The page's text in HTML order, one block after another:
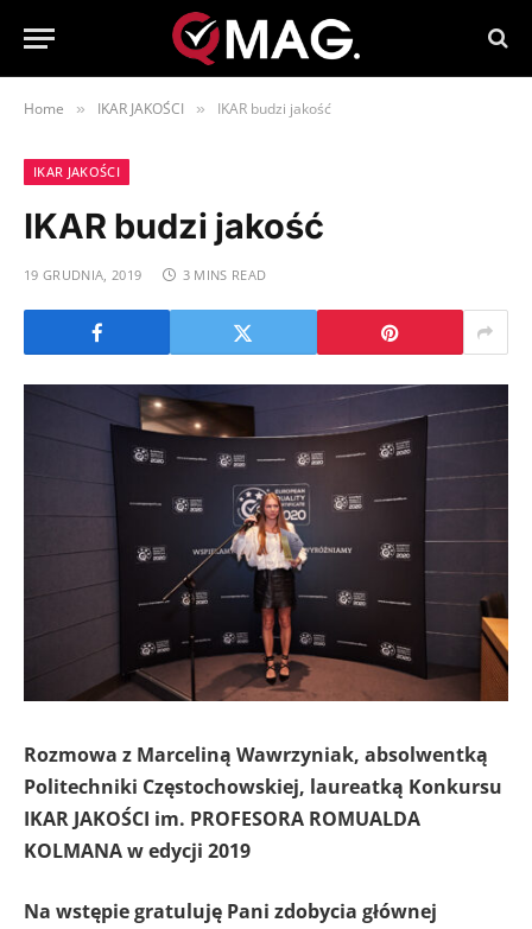
Home » IKAR JAKOŚCI » IKAR budzi jakość
IKAR JAKOŚCI
IKAR budzi jakość
19 GRUDNIA, 2019 3 MINS READ
Rozmowa z Marceliną Wawrzyniak, absolwentką
Politechniki Częstochowskiej, laureatką Konkursu
IKAR JAKOŚCI im. PROFESORA ROMUALDA
KOLMANA w edycji 2019
Na wstępie gratuluję Pani zdobycia głównej